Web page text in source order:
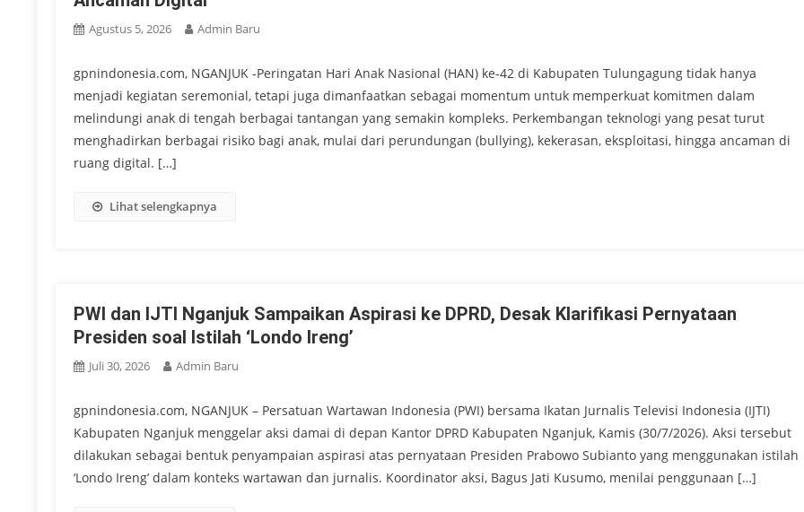
Ketua DPRD Nganjuk Apresiasi Penampilan Harmoni Budaya Di TMII, Wujud Eksistensi Seni Daerah Di
Momentum HAN 2026, Tulungagung Tegaskan Perlindungan Anak Dari Bullying Hingga Ancaman
Agustus 5, 2026 Admin Baru
gpnindonesia.com, NGANJUK -Peringatan Hari Anak Nasional (HAN) ke-42 di Kabupaten Tulungagung tidak hanya
menjadi kegiatan seremonial, tetapi juga dimanfaatkan sebagai momentum untuk memperkuat komitmen dalam
melindungi anak di tengah berbagai tantangan yang semakin kompleks. Perkembangan teknologi yang pesat turut
menghadirkan berbagai risiko bagi anak, mulai dari perundungan (bullying), kekerasan, eksploitasi, hingga ancaman di
ruang digital. […]
Lihat selengkapnya
PWI dan IJTI Nganjuk Sampaikan Aspirasi ke DPRD, Desak Klarifikasi Pernyataan
Presiden soal Istilah ‘Londo Ireng’
Juli 30, 2026 Admin Baru
gpnindonesia.com, NGANJUK – Persatuan Wartawan Indonesia (PWI) bersama Ikatan Jurnalis Televisi Indonesia (IJTI)
Kabupaten Nganjuk menggelar aksi damai di depan Kantor DPRD Kabupaten Nganjuk, Kamis (30/7/2026). Aksi tersebut
dilakukan sebagai bentuk penyampaian aspirasi atas pernyataan Presiden Prabowo Subianto yang menggunakan istilah
‘Londo Ireng’ dalam konteks wartawan dan jurnalis. Koordinator aksi, Bagus Jati Kusumo, menilai penggunaan […]